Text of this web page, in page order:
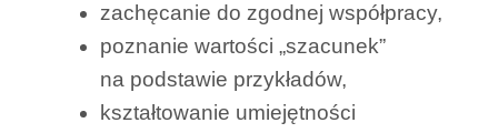
zachęcanie do zgodnej współpracy,
poznanie wartości „szacunek”
na podstawie przykładów,
kształtowanie umiejętności